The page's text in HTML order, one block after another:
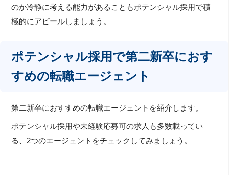
のか冷静に考える能力があることもポテンシャル採用で積
極的にアピールしましょう。
ポテンシャル採用で第二新卒におす
すめの転職エージェント
第二新卒におすすめの転職エージェントを紹介します。
ポテンシャル採用や未経験応募可の求人も多数載ってい
る、2つのエージェントをチェックしてみましょう。